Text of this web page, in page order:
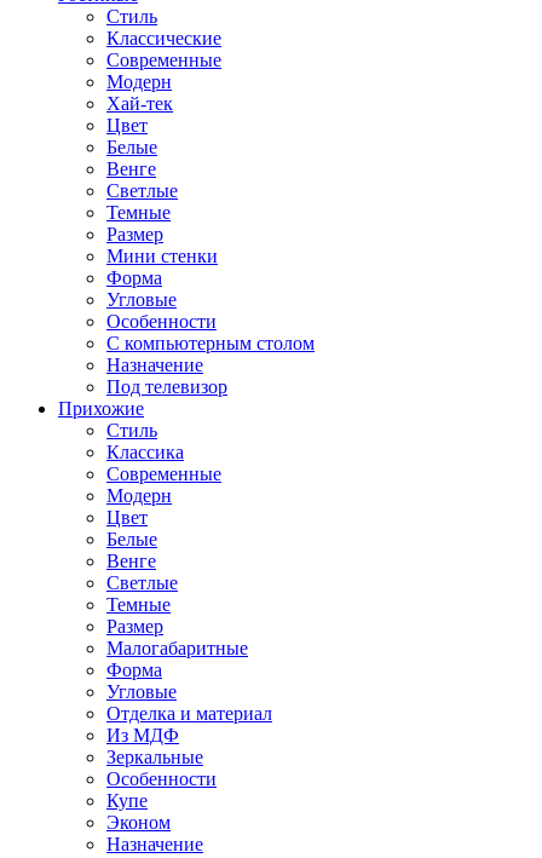
Стиль
Классические
Современные
Модерн
Хай-тек
Цвет
Белые
Венге
Светлые
Темные
Размер
Мини стенки
Форма
Угловые
Особенности
С компьютерным столом
Назначение
Под телевизор
Прихожие
Стиль
Классика
Современные
Модерн
Цвет
Белые
Венге
Светлые
Темные
Размер
Малогабаритные
Форма
Угловые
Отделка и материал
Из МДФ
Зеркальные
Особенности
Купе
Эконом
Назначение